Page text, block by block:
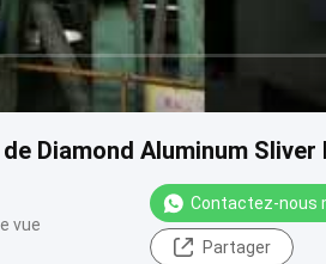
Diamond Aluminum Sliver
vue
Contactez-nous
Partager